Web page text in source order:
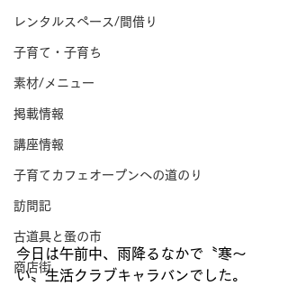
レンタルスペース/間借り
子育て・子育ち
素材/メニュー
掲載情報
講座情報
子育てカフェオープンへの道のり
訪問記
古道具と蚤の市
商店街
今日は午前中、雨降るなかで〝寒〜
い〟生活クラブキャラバンでした。